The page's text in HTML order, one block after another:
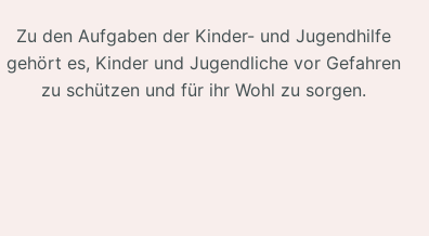
Zu den Aufgaben der Kinder- und Jugendhilfe
gehört es, Kinder und Jugendliche vor Gefahren
zu schützen und für ihr Wohl zu sorgen.